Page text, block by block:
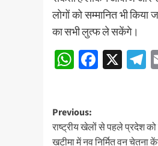
लोगों को सम्मानित भी
का सभी लुत्फ ले सकेंगे।
X
Post
navigation
Previous:
राष्ट्रीय खेलों से पहले प्रदेश
खटीमा में नव निर्मित वन चेतना